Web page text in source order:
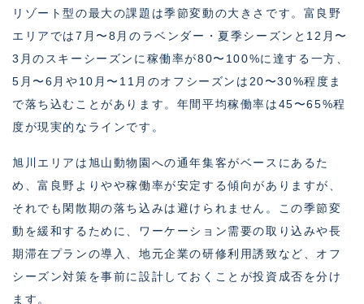
リゾート型の最大の課題は季節変動の大きさです。富良野
エリアでは7月〜8月のラベンダー・夏季シーズンと12月〜
3月のスキーシーズンに稼働率が80〜100%に達する一方、
5月〜6月や10月〜11月のオフシーズンは20〜30%程度ま
で落ち込むことがあります。年間平均稼働率は45〜65%程
度が現実的なラインです。
旭川エリアは旭山動物園への通年集客がベースにあるた
め、富良野よりやや稼働率が安定する傾向がありますが、
それでも閑散期の落ち込みは避けられません。この季節変
動を緩和するために、ワーケーション需要の取り込みや長
期滞在プランの導入、地元企業の研修利用誘致など、オフ
シーズン対策を事前に設計しておくことが投資成否を分け
ます。